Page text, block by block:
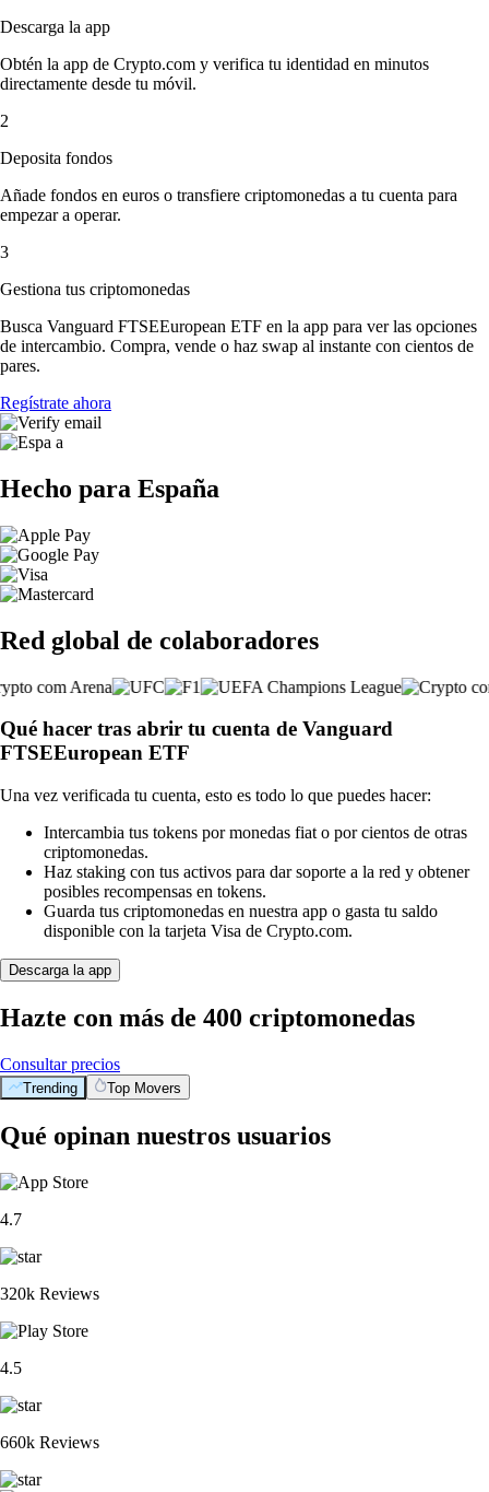
Descarga la app
Obtén la app de Crypto.com y verifica tu identidad en minutos
directamente desde tu móvil.
2
Deposita fondos
Añade fondos en euros o transfiere criptomonedas a tu cuenta para
empezar a operar.
3
Gestiona tus criptomonedas
Busca Vanguard FTSEEuropean ETF en la app para ver las opciones
de intercambio. Compra, vende o haz swap al instante con cientos de
pares.
Regístrate ahora
Hecho para España
Red global de colaboradores
Qué hacer tras abrir tu cuenta de Vanguard
FTSEEuropean ETF
Una vez verificada tu cuenta, esto es todo lo que puedes hacer:
Intercambia tus tokens por monedas fiat o por cientos de otras
criptomonedas.
Haz staking con tus activos para dar soporte a la red y obtener
posibles recompensas en tokens.
Guarda tus criptomonedas en nuestra app o gasta tu saldo
disponible con la tarjeta Visa de Crypto.com.
Descarga la app
Hazte con más de 400 criptomonedas
Consultar precios
Trending Top Movers
Qué opinan nuestros usuarios
4.7
320k Reviews
4.5
660k Reviews